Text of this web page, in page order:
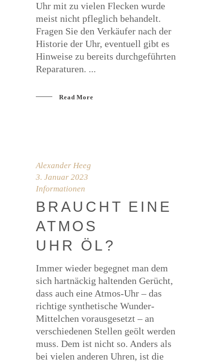
Uhr mit zu vielen Flecken wurde
meist nicht pfleglich behandelt.
Fragen Sie den Verkäufer nach der
Historie der Uhr, eventuell gibt es
Hinweise zu bereits durchgeführten
Reparaturen.
Read More
Alexander Heeg
3. Januar 2023
Informationen
BRAUCHT EINE
ATMOS
UHR ÖL?
Immer wieder begegnet man dem
sich hartnäckig haltenden Gerücht,
dass auch eine Atmos-Uhr – das
richtige synthetische Wunder-
Mittelchen vorausgesetzt – an
verschiedenen Stellen geölt werden
muss. Dem ist nicht so. Anders als
bei vielen anderen Uhren, ist die